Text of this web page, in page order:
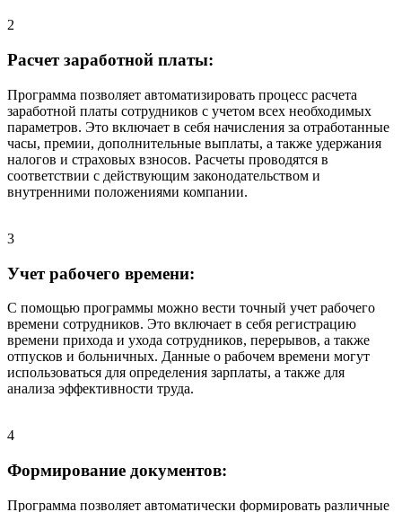
2
Расчет заработной платы:
Программа позволяет автоматизировать процесс расчета
заработной платы сотрудников с учетом всех необходимых
параметров. Это включает в себя начисления за отработанные
часы, премии, дополнительные выплаты, а также удержания
налогов и страховых взносов. Расчеты проводятся в
соответствии с действующим законодательством и
внутренними положениями компании.
3
Учет рабочего времени:
С помощью программы можно вести точный учет рабочего
времени сотрудников. Это включает в себя регистрацию
времени прихода и ухода сотрудников, перерывов, а также
отпусков и больничных. Данные о рабочем времени могут
использоваться для определения зарплаты, а также для
анализа эффективности труда.
4
Формирование документов:
Программа позволяет автоматически формировать различные